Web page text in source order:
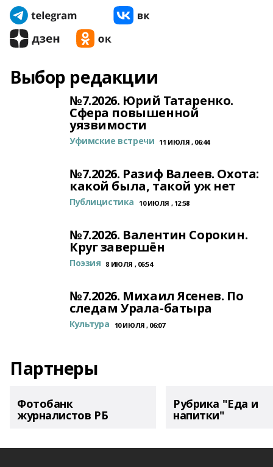
Выбор редакции
№7.2026. Юрий Татаренко.
Сфера повышенной
уязвимости
Уфимские встречи 11 ИЮЛЯ , 06:44
№7.2026. Разиф Валеев. Охота:
какой была, такой уж нет
Публицистика 10 ИЮЛЯ , 12:58
№7.2026. Валентин Сорокин.
Круг завершён
Поэзия 8 ИЮЛЯ , 06:54
№7.2026. Михаил Ясенев. По
следам Урала-батыра
Культура 10 ИЮЛЯ , 06:07
Партнеры
Фотобанк
журналистов РБ
Рубрика "Еда и
напитки"